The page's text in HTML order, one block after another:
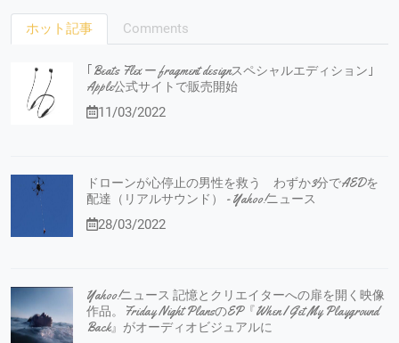
ホット記事 Comments
｢Beats Flex ー fragment designスペシャルエディション｣
Apple公式サイトで販売開始
11/03/2022
ドローンが心停止の男性を救う わずか3分でAEDを
配達（リアルサウンド） - Yahoo!ニュース
28/03/2022
Yahoo!ニュース 記憶とクリエイターへの扉を開く映像
作品。Friday Night PlansのEP『When I Get My Playground
Back』がオーディオビジュアルに